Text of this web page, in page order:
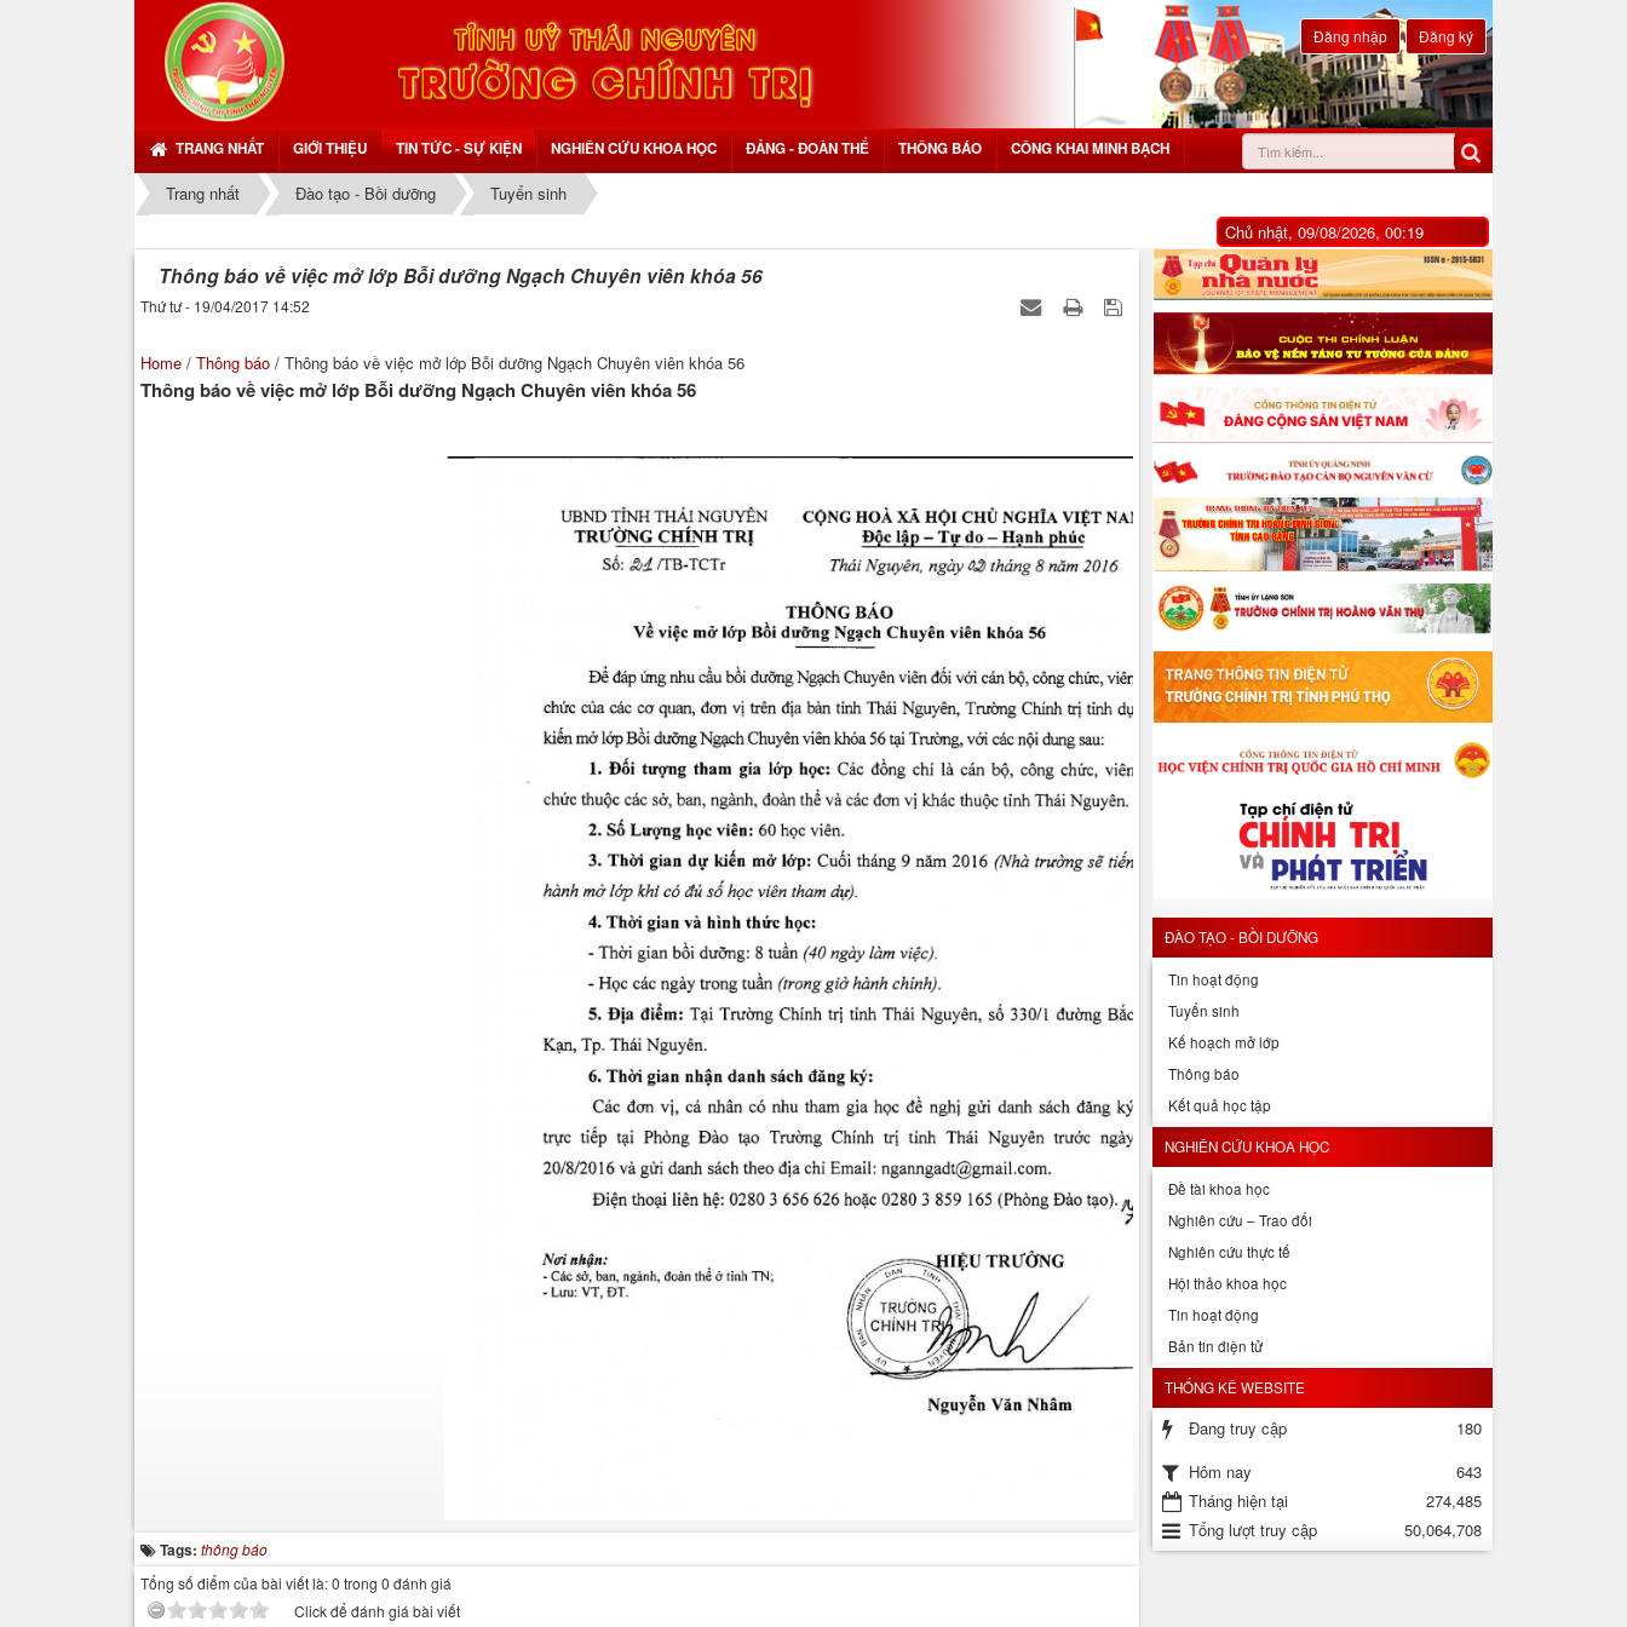
Đăng nhập Đăng ký
TRANG NHẤT GIỚI THIỆU TIN TỨC - SỰ KIỆN NGHIÊN CỨU KHOA HỌC ĐẢNG - ĐOÀN THỂ THÔNG BÁO CÔNG KHAI MINH BẠCH
Trang nhất Đào tạo - Bồi dưỡng
Tuyển sinh
Chủ nhật, 09/08/2026, 00:19
Thông báo về việc mở lớp Bỗi dưỡng Ngạch Chuyên viên khóa 56
Thứ tư - 19/04/2017 14:52
Home / Thông báo / Thông báo về việc mở lớp Bỗi dưỡng Ngạch Chuyên viên khóa 56
Thông báo về việc mở lớp Bỗi dưỡng Ngạch Chuyên viên khóa 56
Tags: thông báo
Tổng số điểm của bài viết là: 0 trong 0 đánh giá
Click để đánh giá bài viết
ĐÀO TẠO - BỒI DƯỠNG
Tin hoạt động
Tuyển sinh
Kế hoạch mở lớp
Thông báo
Kết quả học tập
NGHIÊN CỨU KHOA HỌC
Đề tài khoa học
Nghiên cứu – Trao đổi
Nghiên cứu thực tế
Hội thảo khoa học
Tin hoạt động
Bản tin điện tử
THỐNG KÊ WEBSITE
Đang truy cập
180
Hôm nay
643
Tháng hiện tại
274,485
Tổng lượt truy cập
50,064,708